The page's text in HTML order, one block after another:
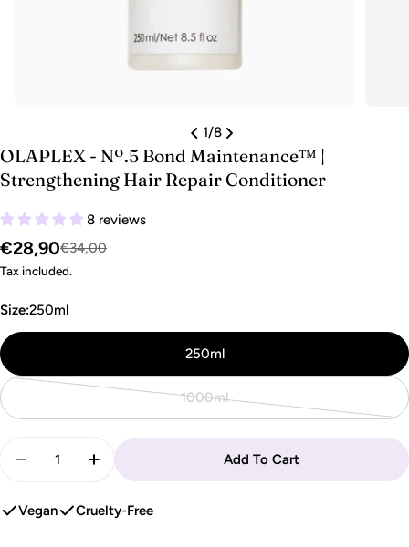
1/8
OLAPLEX - Nº.5 Bond Maintenance™ |
Strengthening Hair Repair Conditioner
8 reviews
Sale
price
€28,90
Regular
price
€34,00
Tax included.
Size:250ml
250ml
1000ml
Variant
Decrease Quantity For OLAPLEX - Nº.5 Bond
Increase Quantity For OLAPLEX - Nº.5
Add To Cart
Vegan Cruelty-Free